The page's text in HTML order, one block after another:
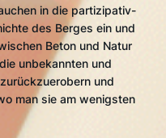
in die partizipativ-
des Berges ein und
Beton und Natur
unbekannten und
und
man sie am wenigsten